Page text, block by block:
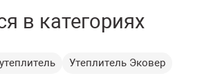
в категориях
Утеплитель Эковер